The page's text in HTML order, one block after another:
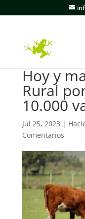
Hoy y
Rural
10.000
Jul 25, 2023 |
Comentarios